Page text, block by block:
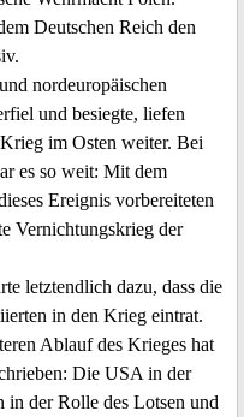
Deutschen Reich den
nordeuropäischen
und besiegte, liefen
im Osten weiter. Bei
es so weit: Mit dem
Ereignis vorbereiteten
Vernichtungskrieg der
letztendlich dazu, dass die
in den Krieg eintrat.
Ablauf des Krieges hat
Die USA in der
in der Rolle des Lotsen und